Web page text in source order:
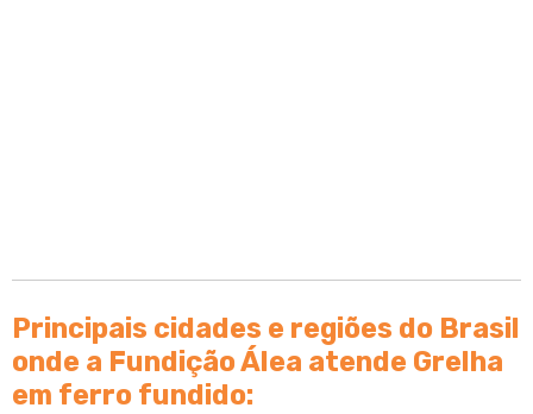
Principais cidades e regiões do Brasil
onde a Fundição Álea atende Grelha
em ferro fundido: